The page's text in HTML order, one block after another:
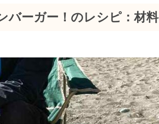
バーガー！のレシピ：材料